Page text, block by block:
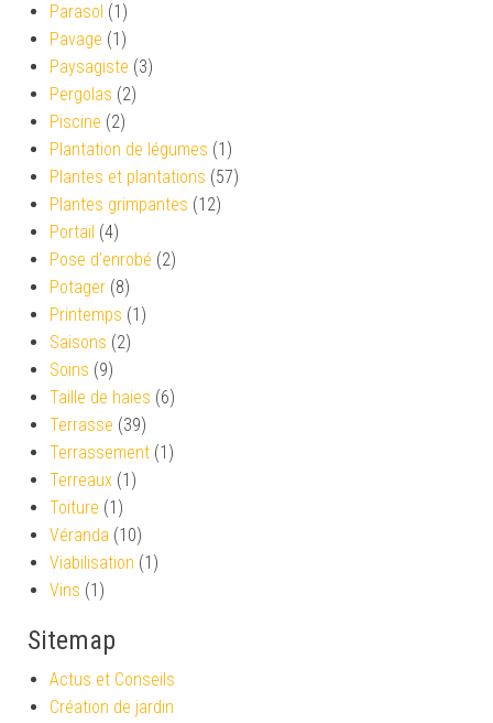
Parasol (1)
Pavage (1)
Paysagiste (3)
Pergolas (2)
Piscine (2)
Plantation de légumes (1)
Plantes et plantations (57)
Plantes grimpantes (12)
Portail (4)
Pose d'enrobé (2)
Potager (8)
Printemps (1)
Saisons (2)
Soins (9)
Taille de haies (6)
Terrasse (39)
Terrassement (1)
Terreaux (1)
Toiture (1)
Véranda (10)
Viabilisation (1)
Vins (1)
Sitemap
Actus et Conseils
Création de jardin